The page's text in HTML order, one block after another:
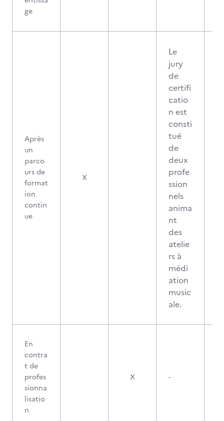
ge
Après
un
parco
urs de
format
ion
contin
ue
X
Le
jury
de
certifi
catio
n est
consti
tué
de
deux
profe
ssion
nels
anima
nt
des
atelie
rs à
médi
ation
music
ale.
En
contra
t de
profes
sionna
lisatio
n
X -